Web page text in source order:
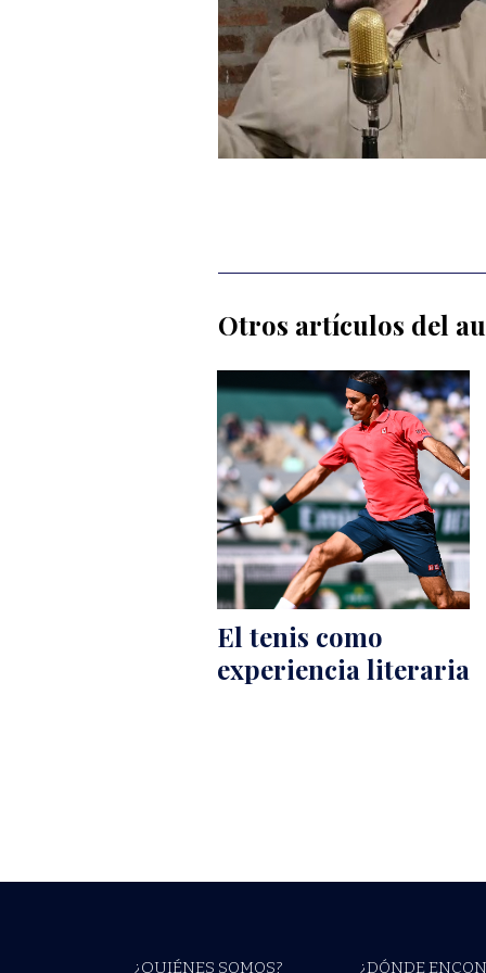
Otros artículos del
El tenis como
experiencia literaria
¿QUIÉNES SOMOS? ¿DÓNDE